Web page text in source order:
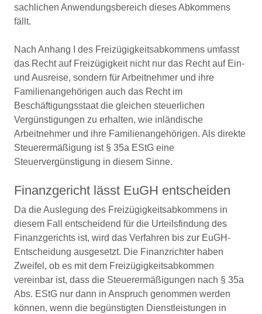
sachlichen Anwendungsbereich dieses Abkommens
fällt.
Nach Anhang I des Freizügigkeitsabkommens umfasst
das Recht auf Freizügigkeit nicht nur das Recht auf Ein-
und Ausreise, sondern für Arbeitnehmer und ihre
Familienangehörigen auch das Recht im
Beschäftigungsstaat die gleichen steuerlichen
Vergünstigungen zu erhalten, wie inländische
Arbeitnehmer und ihre Familienangehörigen. Als direkte
Steuerermäßigung ist § 35a EStG eine
Steuervergünstigung in diesem Sinne.
Finanzgericht lässt EuGH entscheiden
Da die Auslegung des Freizügigkeitsabkommens in
diesem Fall entscheidend für die Urteilsfindung des
Finanzgerichts ist, wird das Verfahren bis zur EuGH-
Entscheidung ausgesetzt. Die Finanzrichter haben
Zweifel, ob es mit dem Freizügigkeitsabkommen
vereinbar ist, dass die Steuerermäßigungen nach § 35a
Abs. EStG nur dann in Anspruch genommen werden
können, wenn die begünstigten Dienstleistungen in